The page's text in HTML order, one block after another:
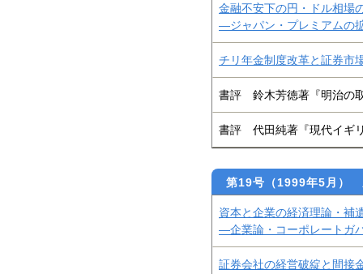
金融不安下の円・ドル相場
―ジャパン・プレミアムの
チリ年金制度改革と証券市
書評 鈴木芳徳著『明治の
書評 代田純著『現代イギ
第19号（1999年5月）
資本と企業の経済理論・補
―企業論・コーポレートガ
証券会社の経営破綻と間接